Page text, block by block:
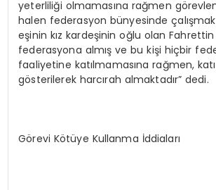
yeterliliği olmamasına rağmen
halen federasyon bünyesinde
eşinin kız kardeşinin oğlu olan Fahrettin
federasyona almış ve bu kişi hiçbir
faaliyetine katılmamasına rağmen,
gösterilerek harcırah almaktadır” dedi.
Görevi Kötüye Kullanma İddiaları